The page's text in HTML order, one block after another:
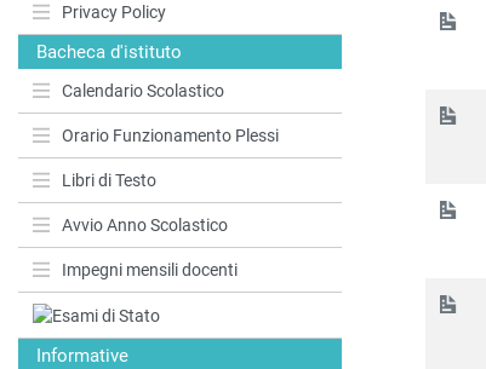
Privacy Policy
Bacheca d'istituto
Calendario Scolastico
Orario Funzionamento Plessi
Libri di Testo
Avvio Anno Scolastico
Impegni mensili docenti
Informative